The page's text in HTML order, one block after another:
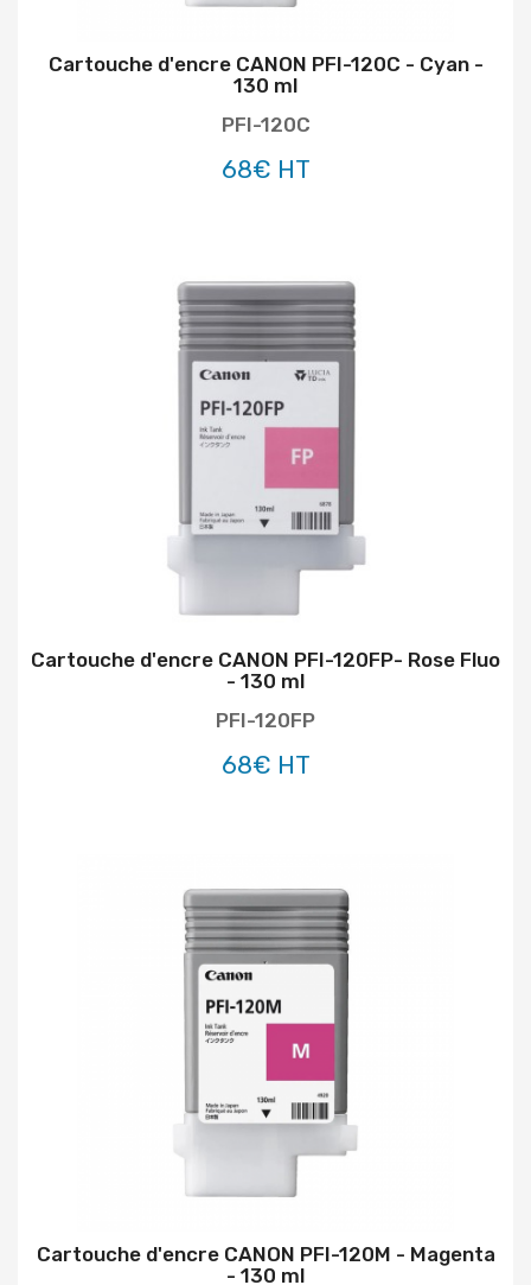
Cartouche d'encre CANON PFI-120C - Cyan -
130 ml
PFI-120C
68€ HT
Cartouche d'encre CANON PFI-120FP- Rose Fluo
- 130 ml
PFI-120FP
68€ HT
Cartouche d'encre CANON PFI-120M - Magenta
- 130 ml